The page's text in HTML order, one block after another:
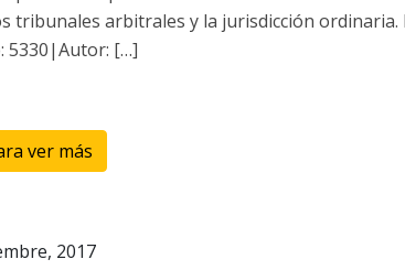
tribunales arbitrales y la jurisdicción ordinaria.
5330|Autor: […]
ver más
2017